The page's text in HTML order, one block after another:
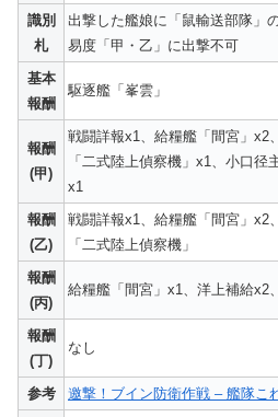
識別
札
出撃した艦娘に「鼠輸送部隊」
易度「甲・乙」に出撃不可
基本
報酬
駆逐艦「峯雲」
報酬
(甲)
戦闘詳報x1、給糧艦「間宮」x2
「二式陸上偵察機」x1、小口径
x1
報酬
(乙)
戦闘詳報x1、給糧艦「間宮」x2
「二式陸上偵察機」
報酬
(丙)
給糧艦「間宮」x1、洋上補給x2
報酬
(丁)
なし
参考
邀撃！ブイン防衛作戦 – 艦隊こ